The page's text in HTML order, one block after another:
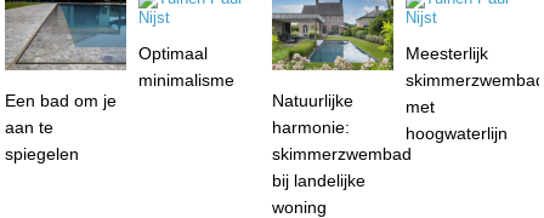
Een bad om je
aan te
spiegelen
Optimaal
minimalisme
Natuurlijke
harmonie:
skimmerzwembad
bij landelijke
woning
Meesterlijk
skimmerzwembad
met
hoogwaterlijn